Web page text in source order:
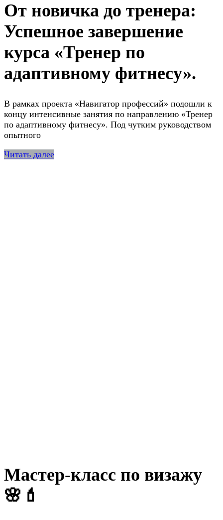
От новичка до тренера:
Успешное завершение
курса «Тренер по
адаптивному фитнесу».
В рамках проекта «Навигатор профессий» подошли к
концу интенсивные занятия по направлению «Тренер
по адаптивному фитнесу». Под чутким руководством
опытного
Читать далее
Мастер-класс по визажу
🌸💄